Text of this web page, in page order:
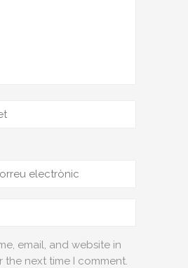
email, and website in
the next time I comment.